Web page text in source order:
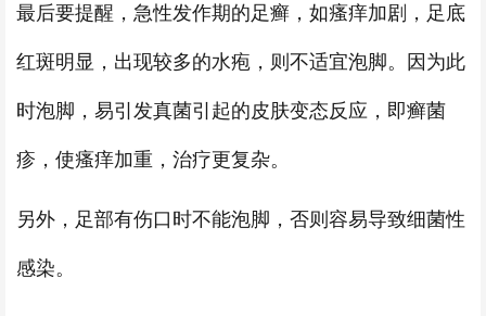
最后要提醒，急性发作期的足癣，如瘙痒加剧，足底
红斑明显，出现较多的水疱，则不适宜泡脚。因为此
时泡脚，易引发真菌引起的皮肤变态反应，即癣菌
疹，使瘙痒加重，治疗更复杂。
另外，足部有伤口时不能泡脚，否则容易导致细菌性
感染。